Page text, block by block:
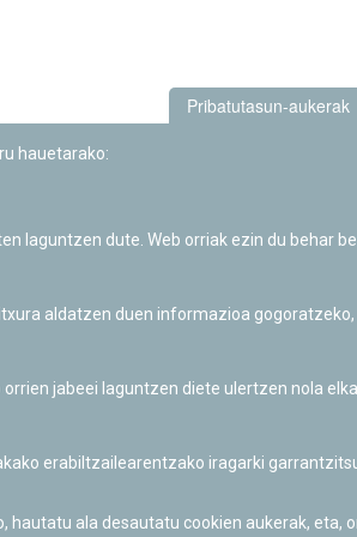
Pribatutasun-aukerak
hauetarako:
laguntzen dute. Web orriak ezin du behar
aldatzen duen informazioa
jabeei laguntzen diete ulertzen nola
erabiltzailearentzako iragarki
ala desautatu cookien aukerak, eta,